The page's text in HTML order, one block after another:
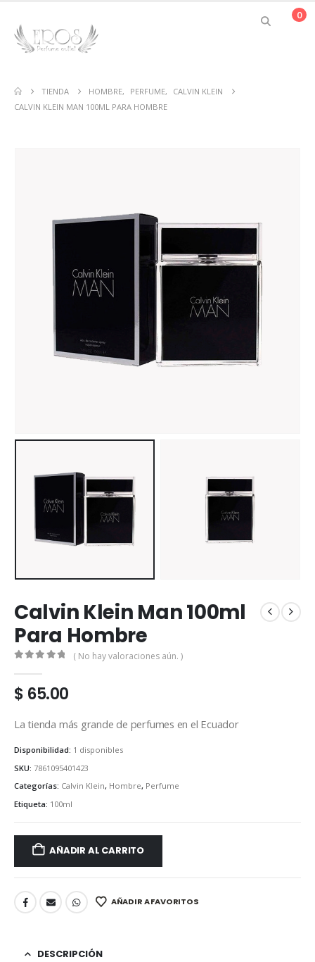
0
TIENDA HOMBRE, PERFUME,
CALVIN KLEIN
CALVIN KLEIN MAN 100ML PARA HOMBRE
Calvin Klein Man 100ml
Para Hombre
( No hay valoraciones aún. )
$ 65.00
La tienda más grande de perfumes en el Ecuador
Disponibilidad: 1 disponibles
SKU: 7861095401423
Categorías: Calvin Klein, Hombre, Perfume
Etiqueta: 100ml
AÑADIR AL CARRITO
AÑADIR A FAVORITOS
DESCRIPCIÓN